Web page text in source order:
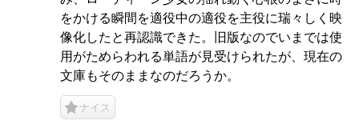
をかける瞬間を適役中の適役を主役に瑞々しく映
像化したと再認識できた。旧版なのでいまでは使
用がためらわれる単語が見受けられたが、現在の
文庫もそのままなのだろうか。
ナイス